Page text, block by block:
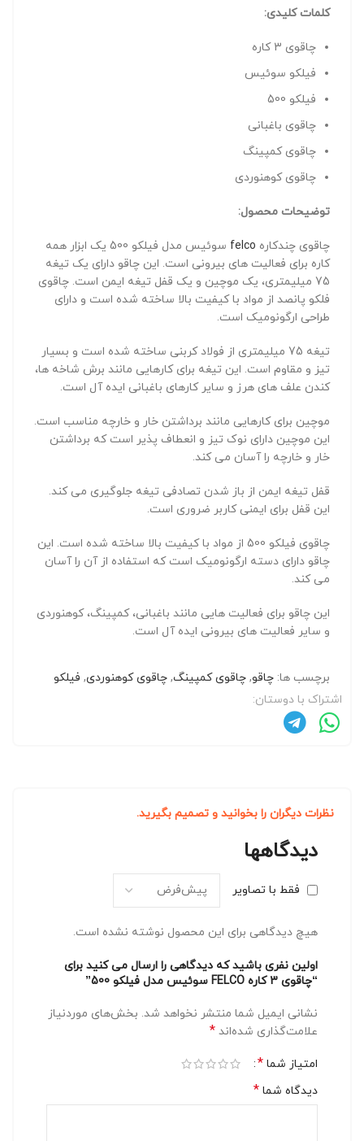
کلمات کلیدی:
چاقوی 3 کاره
فیلکو سوئیس
فیلکو 500
چاقوی باغبانی
چاقوی کمپینگ
چاقوی کوهنوردی
توضیحات محصول:
چاقوی چندکاره felco
سوئیس مدل فیلکو 500 یک ابزار همه
کاره برای فعالیت های بیرونی است. این چاقو دارای یک تیغه
75 میلیمتری، یک موچین و یک قفل تیغه ایمن است. چاقوی
فلکو پانصد از مواد با کیفیت بالا ساخته شده است و دارای
طراحی ارگونومیک است.
تیغه 75 میلیمتری از فولاد کربنی ساخته شده است و بسیار
تیز و مقاوم است. این تیغه برای کارهایی مانند برش شاخه ها،
کندن علف های هرز و سایر کارهای باغبانی ایده آل است.
موچین برای کارهایی مانند برداشتن خار و خارچه مناسب است.
این موچین دارای نوک تیز و انعطاف پذیر است که برداشتن
خار و خارچه را آسان می کند.
قفل تیغه ایمن از باز شدن تصادفی تیغه جلوگیری می کند.
این قفل برای ایمنی کاربر ضروری است.
چاقوی فیلکو 500 از مواد با کیفیت بالا ساخته شده است. این
چاقو دارای دسته ارگونومیک است که استفاده از آن را آسان
می کند.
این چاقو برای فعالیت هایی مانند باغبانی، کمپینگ، کوهنوردی
و سایر فعالیت های بیرونی ایده آل است.
برچسب ها: چاقو, چاقوی کمپینگ, چاقوی کوهنوردی, فیلکو
اشتراک با دوستان:
نظرات دیگران را بخوانید و تصمیم بگیرید.
دیدگاهها
فقط با تصاویر
هیچ دیدگاهی برای این محصول نوشته نشده است.
اولین نفری باشید که دیدگاهی را ارسال می کنید برای
“چاقوی 3 کاره FELCO سوئیس مدل فیلکو 500”
نشانی ایمیل شما منتشر نخواهد شد. بخش‌های موردنیاز
علامت‌گذاری شده‌اند *
امتیاز شما *
دیدگاه شما *